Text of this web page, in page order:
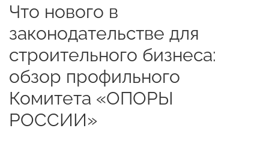
Что нового в
законодательстве для
строительного бизнеса:
обзор профильного
Комитета «ОПОРЫ
РОССИИ»